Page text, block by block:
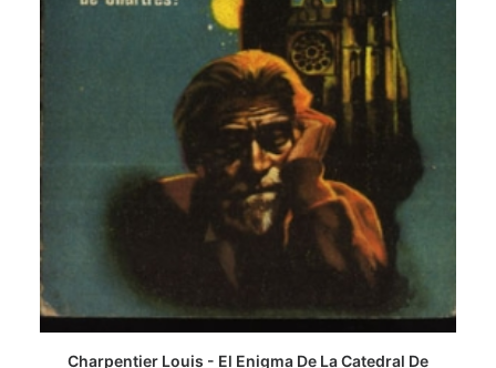
Charpentier Louis - El Enigma De La Catedral De